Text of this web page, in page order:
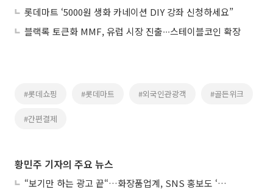
롯데마트 ‘5000원 생화 카네이션 DIY 강좌 신청하세요”
블랙록 토큰화 MMF, 유럽 시장 진출∙∙∙스테이블코인 확장
#롯데쇼핑 #롯데마트 #외국인관광객 #골든위크
#간편결제
황민주 기자의 주요 뉴스
“보기만 하는 광고 끝“…화장품업계, SNS 홍보도 ‘참여형 콘텐츠’로 변모